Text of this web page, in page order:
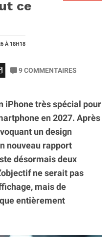
ce
À 18H18
9COMMENTAIRES
iPhone très spécial pour
en 2027. Après
un design
nouveau rapport
désormais deux
ne serait pas
mais de
entièrement